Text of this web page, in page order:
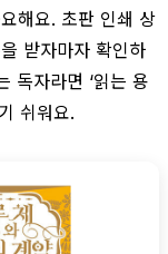
해요. 초판 인쇄 상
받자마자 확인하
독자라면 ‘읽는 용
쉬워요.